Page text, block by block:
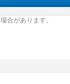
合があります。